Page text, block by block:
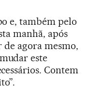
e, também pelo
manhã, após
de agora mesmo,
este
Contem